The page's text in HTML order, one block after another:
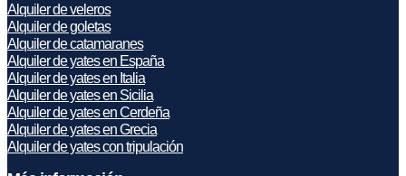
Alquiler de veleros
Alquiler de goletas
Alquiler de catamaranes
Alquiler de yates en España
Alquiler de yates en Italia
Alquiler de yates en Sicilia
Alquiler de yates en Cerdeña
Alquiler de yates en Grecia
Alquiler de yates con tripulación